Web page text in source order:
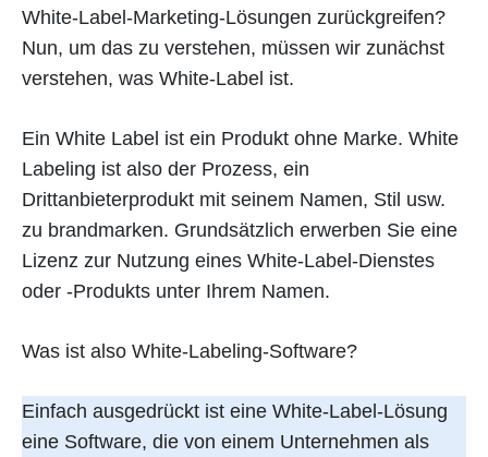
White-Label-Marketing-Lösungen zurückgreifen?
Nun, um das zu verstehen, müssen wir zunächst
verstehen, was White-Label ist.
Ein White Label ist ein Produkt ohne Marke. White
Labeling ist also der Prozess, ein
Drittanbieterprodukt mit seinem Namen, Stil usw.
zu brandmarken. Grundsätzlich erwerben Sie eine
Lizenz zur Nutzung eines White-Label-Dienstes
oder -Produkts unter Ihrem Namen.
Was ist also White-Labeling-Software?
Einfach ausgedrückt ist eine White-Label-Lösung
eine Software, die von einem Unternehmen als